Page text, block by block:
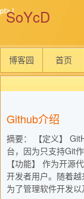
SoYcD
博客园 首页
Github介绍
摘要： 【定义】
台，因为只支持Git
【功能】 作为开源
开发者用户。随着
为了管理软件开发